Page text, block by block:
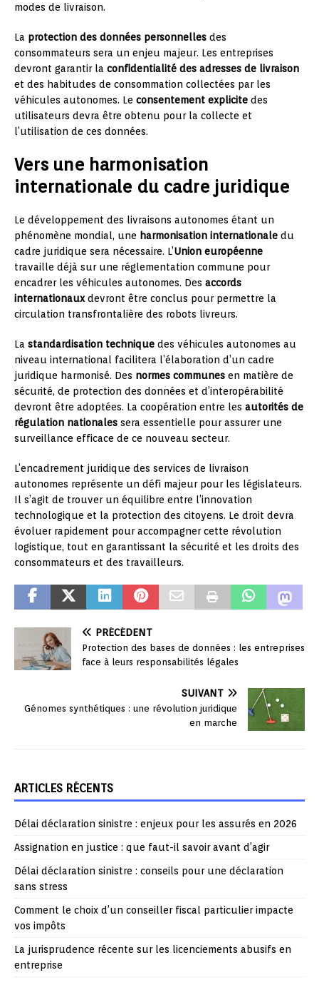
modes de livraison.
La protection des données personnelles des
consommateurs sera un enjeu majeur. Les entreprises
devront garantir la confidentialité des adresses de livraison
et des habitudes de consommation collectées par les
véhicules autonomes. Le consentement explicite des
utilisateurs devra être obtenu pour la collecte et
l’utilisation de ces données.
Vers une harmonisation
internationale du cadre juridique
Le développement des livraisons autonomes étant un
phénomène mondial, une harmonisation internationale du
cadre juridique sera nécessaire. L’Union européenne
travaille déjà sur une réglementation commune pour
encadrer les véhicules autonomes. Des accords
internationauxdevront être conclus pour permettre la
circulation transfrontalière des robots livreurs.
La standardisation technique des véhicules autonomes au
niveau international facilitera l’élaboration d’un cadre
juridique harmonisé. Des normes communes en matière de
sécurité, de protection des données et d’interopérabilité
devront être adoptées. La coopération entre les autorités de
régulation nationales sera essentielle pour assurer une
surveillance efficace de ce nouveau secteur.
L’encadrement juridique des services de livraison
autonomes représente un défi majeur pour les législateurs.
Il s’agit de trouver un équilibre entre l’innovation
technologique et la protection des citoyens. Le droit devra
évoluer rapidement pour accompagner cette révolution
logistique, tout en garantissant la sécurité et les droits des
consommateurs et des travailleurs.
PRÉCÉDENT
Protection des bases de données : les entreprises
face à leurs responsabilités légales
SUIVANT
Génomes synthétiques : une révolution juridique
en marche
ARTICLES RÉCENTS
Délai déclaration sinistre : enjeux pour les assurés en 2026
Assignation en justice : que faut-il savoir avant d’agir
Délai déclaration sinistre : conseils pour une déclaration
sans stress
Comment le choix d’un conseiller fiscal particulier impacte
vos impôts
La jurisprudence récente sur les licenciements abusifs en
entreprise